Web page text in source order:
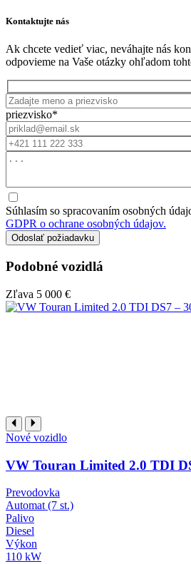
Kontaktujte nás
Ak chcete vedieť viac, neváhajte nás
odpovieme na Vaše otázky ohľadom
priezvisko*
Súhlasím so spracovaním osobných
GDPR o ochrane osobných údajov.
Podobné vozidlá
Zľava 5 000 €
Nové vozidlo
VW Touran Limited 2.0 TDI
Prevodovka
Automat (7 st.)
Palivo
Diesel
Výkon
110 kW